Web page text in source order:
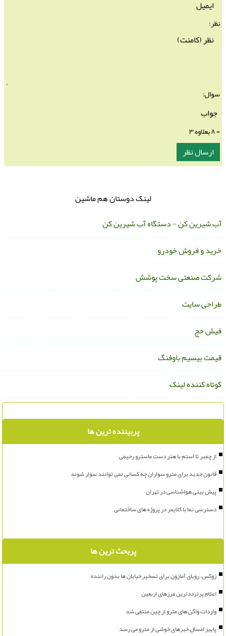
نظر:
سوال:
لینک دوستان هم ماشین
شیرین کن - دستگاه آب شیرین کن
و فروش خودرو
صنعتی سخت پوشش
سایت
حج
بیسیم باوفنگ
کننده لینک
پربیننده ترین ها
از چمبر تا استم با هنر دست ماسترو رحیمی
قانون جدید برای مترو سواران چه کسانی نمی توانند سوار شوند
پیش بینی هواشناسی در تهران
دسترسی نما با کلایمر در پروژه های ساختمانی
پربحث ترین ها
زوکس، رویای آمازون برای تسخیر خیابان ها بدون راننده
اعلام پرترددترین مرزهای اربعین
واردات واگن های مترو از چین منتفی شد
پاییز امسال خبرهای خوشی از مترو می رسد